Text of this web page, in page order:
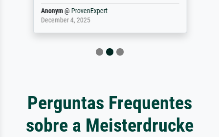
Anonym@ ProvenExpert
December 4, 2025
Perguntas Frequentes
sobre a Meisterdrucke